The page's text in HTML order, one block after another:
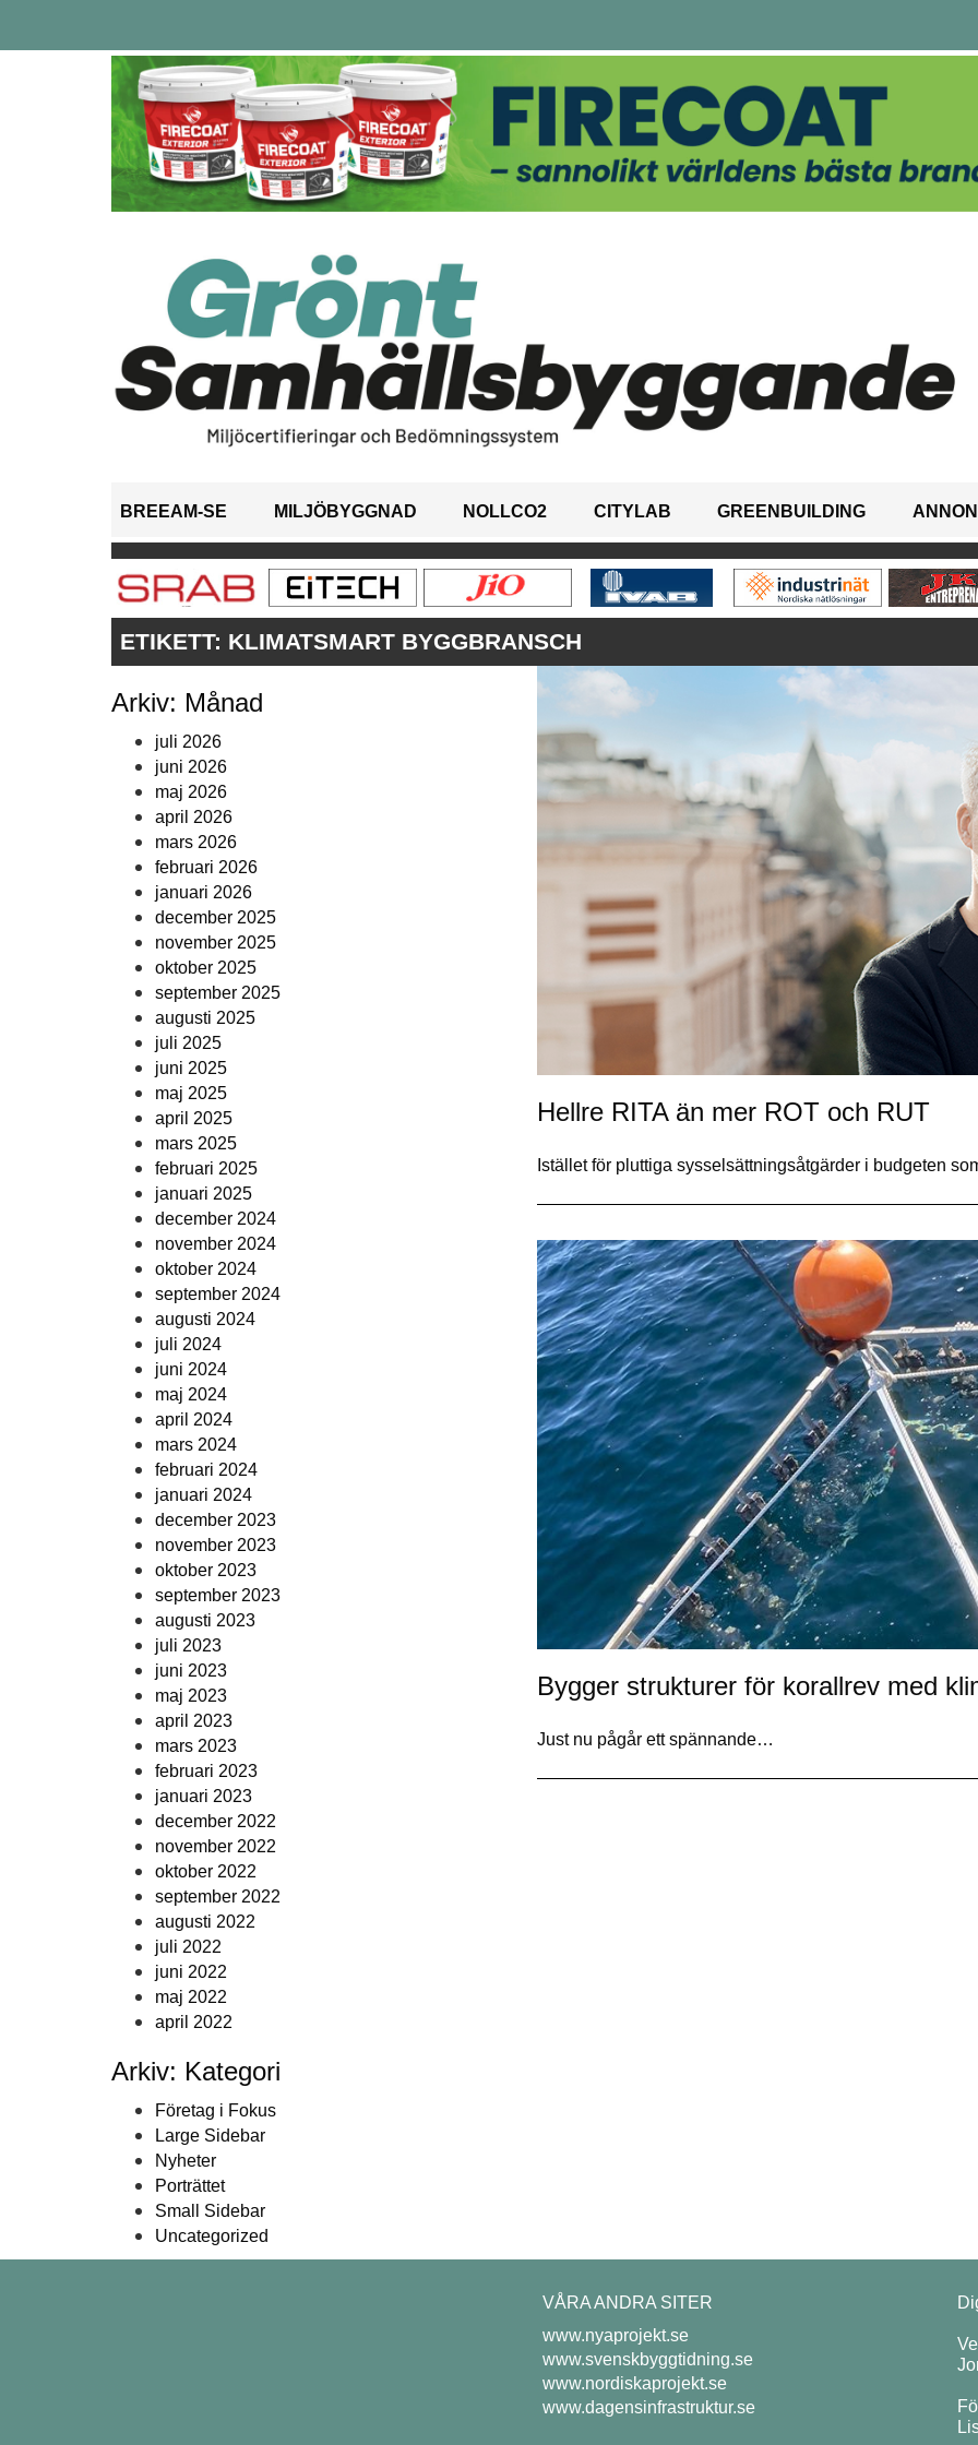
BREEAM-SE MILJÖBYGGNAD NOLLCO2 CITYLAB GREENBUILDING
ETIKETT: KLIMATSMART BYGGBRANSCH
Arkiv: Månad
juli 2026
juni 2026
maj 2026
april 2026
mars 2026
februari 2026
januari 2026
december 2025
november 2025
oktober 2025
september 2025
augusti 2025
juli 2025
juni 2025
maj 2025
april 2025
mars 2025
februari 2025
januari 2025
december 2024
november 2024
oktober 2024
september 2024
augusti 2024
juli 2024
juni 2024
maj 2024
april 2024
mars 2024
februari 2024
januari 2024
december 2023
november 2023
oktober 2023
september 2023
augusti 2023
juli 2023
juni 2023
maj 2023
april 2023
mars 2023
februari 2023
januari 2023
december 2022
november 2022
oktober 2022
september 2022
augusti 2022
juli 2022
juni 2022
maj 2022
april 2022
Arkiv: Kategori
Företag i Fokus
Large Sidebar
Nyheter
Porträttet
Small Sidebar
Uncategorized
Hellre RITA än mer ROT och RUT
Istället för pluttiga sysselsättningsåtgärder i budgeten
Bygger strukturer för korallrev med
Just nu pågår ett spännande…
VÅRA ANDRA SITER
www.nyaprojekt.se
www.svenskbyggtidning.se
www.nordiskaprojekt.se
www.dagensinfrastruktur.se